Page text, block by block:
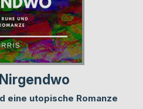
eine utopische Romanze